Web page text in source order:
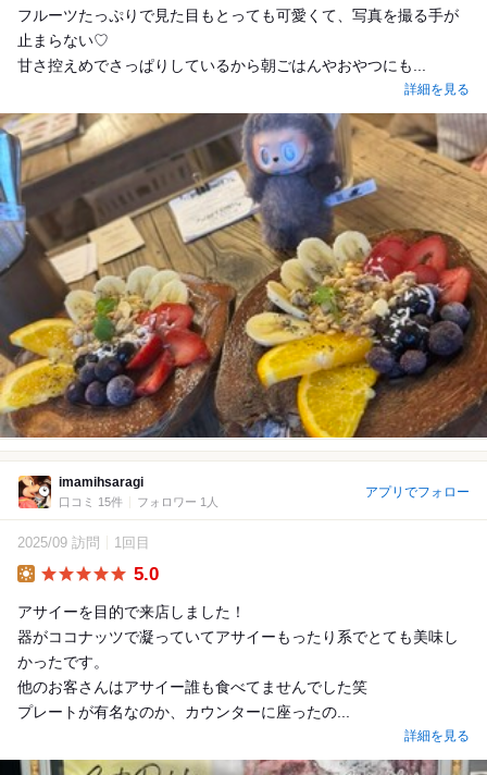
フルーツたっぷりで見た目もとっても可愛くて、写真を撮る手が
止まらない♡
甘さ控えめでさっぱりしているから朝ごはんやおやつにも...
詳細を見る
imamihsaragi
口コミ 15件 フォロワー 1人
アプリでフォロー
2025/09 訪問 1回目
5.0
アサイーを目的で来店しました！
器がココナッツで凝っていてアサイーもったり系でとても美味し
かったです。
他のお客さんはアサイー誰も食べてませんでした笑
プレートが有名なのか、カウンターに座ったの...
詳細を見る